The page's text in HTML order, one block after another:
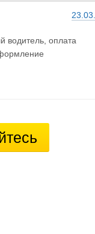
водитель, оплата